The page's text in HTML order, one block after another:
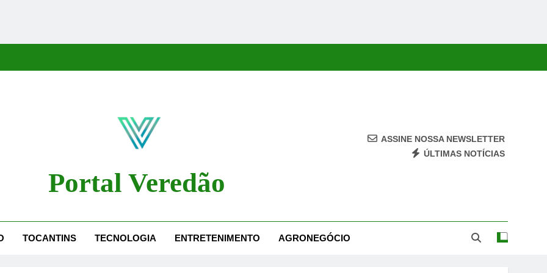
Portal Veredão
ASSINE NOSSA NEWSLETTER
ÚLTIMAS NOTÍCIAS
TOCANTINS TECNOLOGIA ENTRETENIMENTO AGRONEGÓCIO